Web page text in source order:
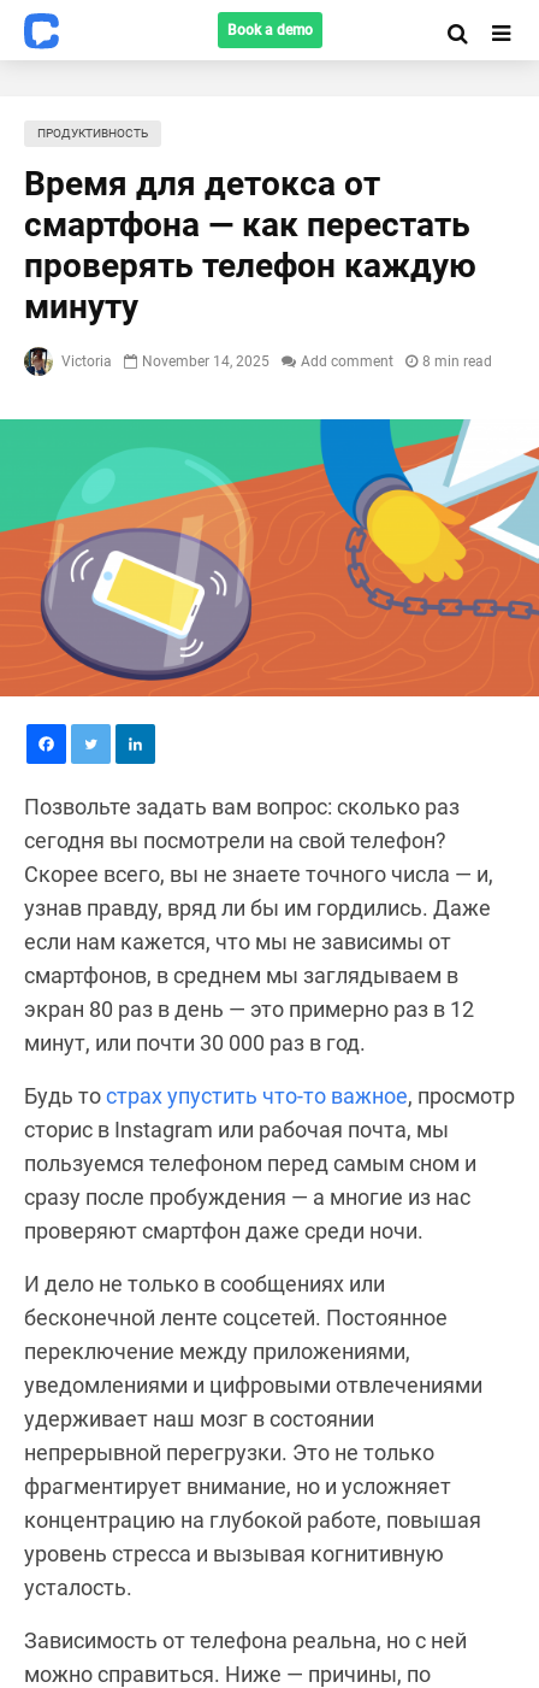
Book a demo
ПРОДУКТИВНОСТЬ
Время для детокса от
смартфона — как перестать
проверять телефон каждую
минуту
Victoria November 14, 2025 Add comment 8 min read
Позвольте задать вам вопрос: сколько раз
сегодня вы посмотрели на свой телефон?
Скорее всего, вы не знаете точного числа — и,
узнав правду, вряд ли бы им гордились. Даже
если нам кажется, что мы не зависимы от
смартфонов, в среднем мы заглядываем в
экран 80 раз в день — это примерно раз в 12
минут, или почти 30 000 раз в год.
Будь тострах упустить что-то важное, просмотр
сторис в Instagram или рабочая почта, мы
пользуемся телефоном перед самым сном и
сразу после пробуждения — а многие из нас
проверяют смартфон даже среди ночи.
И дело не только в сообщениях или
бесконечной ленте соцсетей. Постоянное
переключение между приложениями,
уведомлениями и цифровыми отвлечениями
удерживает наш мозг в состоянии
непрерывной перегрузки. Это не только
фрагментирует внимание, но и усложняет
концентрацию на глубокой работе, повышая
уровень стресса и вызывая когнитивную
усталость.
Зависимость от телефона реальна, но с ней
можно справиться. Ниже — причины, по